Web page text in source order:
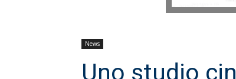
News
Uno studio